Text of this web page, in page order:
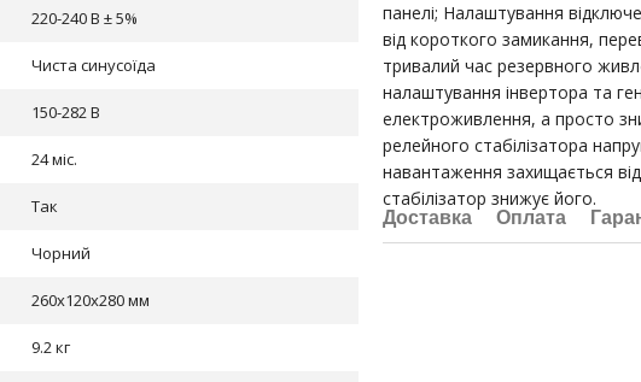
220-240 В ± 5%
Чиста синусоїда
150-282 В
24 міс.
Так
Чорний
260х120х280 мм
9.2 кг
панелі; Налаштування
від короткого замикання,
тривалий час резервного
налаштування інвертора та
електроживлення, а просто
релейного стабілізатора
навантаження захищається
стабілізатор знижує його.
Доставка Оплата